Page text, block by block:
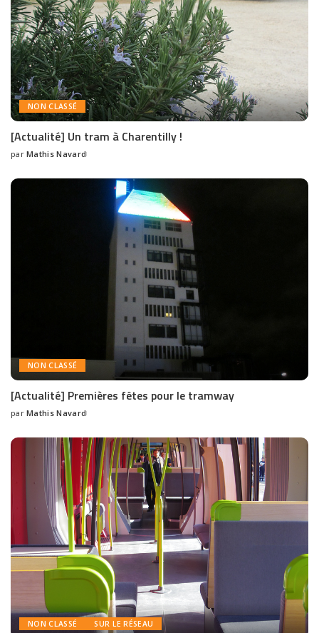
NON CLASSÉ
[Actualité] Un tram à Charentilly !
par Mathis Navard
NON CLASSÉ
[Actualité] Premières fêtes pour le tramway
par Mathis Navard
NON CLASSÉ SUR LE RÉSEAU